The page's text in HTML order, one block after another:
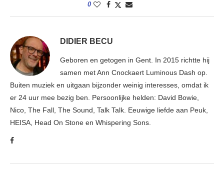
0
DIDIER BECU
Geboren en getogen in Gent. In 2015 richtte hij
samen met Ann Cnockaert Luminous Dash op.
Buiten muziek en uitgaan bijzonder weinig interesses, omdat ik
er 24 uur mee bezig ben. Persoonlijke helden: David Bowie,
Nico, The Fall, The Sound, Talk Talk. Eeuwige liefde aan Peuk,
HEISA, Head On Stone en Whispering Sons.